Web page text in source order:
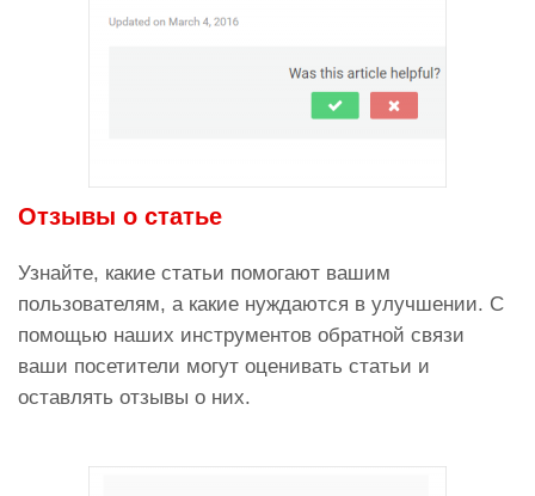
Отзывы о статье
Узнайте, какие статьи помогают вашим
пользователям, а какие нуждаются в улучшении. С
помощью наших инструментов обратной связи
ваши посетители могут оценивать статьи и
оставлять отзывы о них.